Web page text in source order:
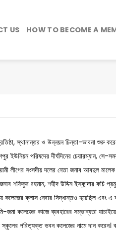
US HOW TO BECOME A
স্থানান্তর ও উন্নয়ন চিন্তা-ভাবনা শুরু
পরিষদের দীর্ঘদিনের চেয়ারম্যান, সে-
লীগের সংসদীয় দলের নেতা জনাব আবদুল
রহমান, শহীদ উদ্দিন ইস্কান্দার কচি
ক্লাস নেবার সিদ্ধান্তও হয়েছিল এবং এ
কলেজের কাজে ব্যবহারের সম্ভাব্যতা
স্কুলের পরিত্যক্ত ভবন কলেজের নামে দান